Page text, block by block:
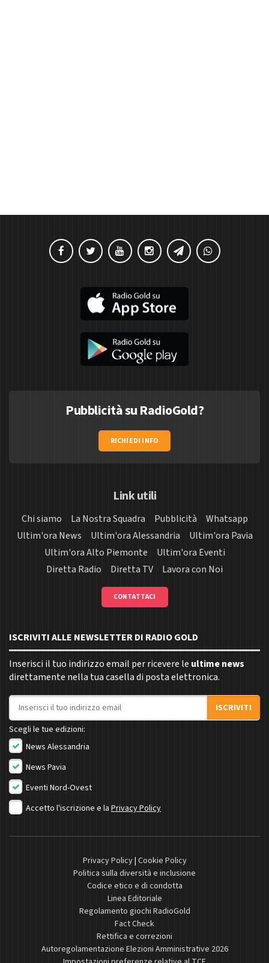
Pubblicità su RadioGold?
RICHIEDI INFO
Link utili
Chi siamo La Nostra Squadra Pubblicità
Whatsapp
Ultim'ora News
Ultim'ora Alessandria
Ultim'ora Pavia
Ultim'ora Alto Piemonte
Ultim'ora Eventi
Diretta Radio
Diretta TV Lavora con Noi
CONTATTACI
ISCRIVITI ALLE NEWSLETTER DI RADIO GOLD
Inserisci il tuo indirizzo email per ricevere le ultime news
direttamente nella tua casella di posta elettronica.
Indirizzo email
ISCRIVITI
Scegli le tue edizioni:
News Alessandria
News Pavia
Eventi Nord-Ovest
Accetto l'iscrizione e la Privacy Policy
Privacy Policy| Cookie Policy
Politica sulla diversità e inclusione
Codice etico e di condotta
Linea Editoriale
Regolamento giochi RadioGold
Fact Check
Rettifica e correzioni
Autoregolamentazione Elezioni Amministrative 2026